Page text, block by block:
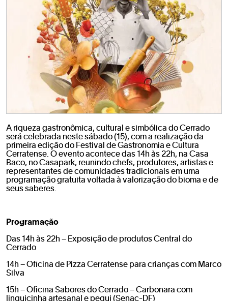
A riqueza gastronômica, cultural e simbólica do Cerrado
será celebrada neste sábado (15), com a realização da
primeira edição do Festival de Gastronomia e Cultura
Cerratense. O evento acontece das 14h às 22h, na Casa
Baco, no Casapark, reunindo chefs, produtores, artistas e
representantes de comunidades tradicionais em uma
programação gratuita voltada à valorização do bioma e de
seus saberes.
Programação
Das 14h às 22h – Exposição de produtos Central do
Cerrado
14h – Oficina de Pizza Cerratense para crianças com Marco
Silva
15h – Oficina Sabores do Cerrado – Carbonara com
linguicinha artesanal e pequi (Senac-DF)